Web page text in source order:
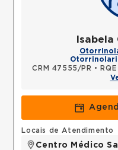
Isabela
CRM 47555/PR •
Locais de Atendimento
Centro Médico